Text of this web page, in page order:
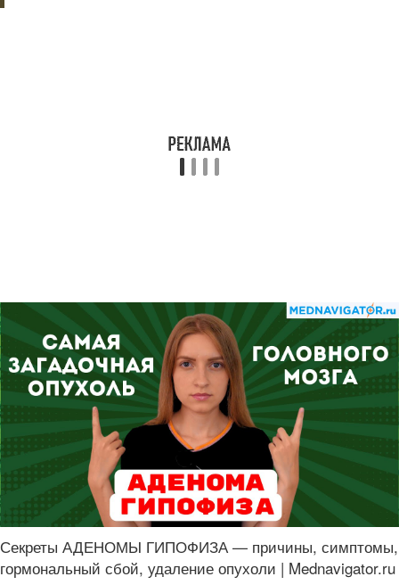
Секреты АДЕНОМЫ ГИПОФИЗА — причины, симптомы,
гормональный сбой, удаление опухоли | Mednavigator.ru